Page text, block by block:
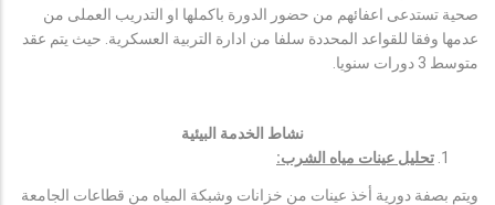
صحية تستدعى اعفائهم من حضور الدورة باكملها او التدريب العملى من
عدمها وفقا للقواعد المحددة سلفا من ادارة التربية العسكرية. حيث يتم عقد
متوسط 3 دورات سنويا.
نشاط الخدمة البيئية
تحليل عينات مياه الشرب:
ويتم بصفة دورية أخذ عينات من خزانات وشبكة المياه من قطاعات الجامعة